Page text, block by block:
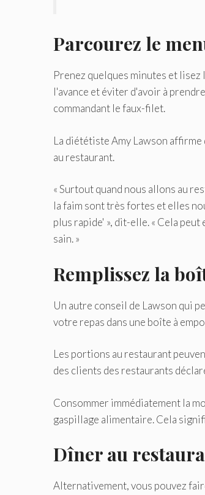
Parcourez le
Prenez quelques minutes et lisez
l'avance et éviter d'avoir à
commandant le faux-filet.
La diététiste Amy Lawson
au restaurant.
« Surtout quand nous allons au
la faim sont très fortes et elles
plus rapide' », dit-elle. « Cela
sain. »
Remplissez la
Un autre conseil de Lawson qui
votre repas dans une boîte à
Les portions au restaurant
des clients des restaurants
Consommer immédiatement la
gaspillage alimentaire. Cela
Dîner au
Alternativement, vous pouvez